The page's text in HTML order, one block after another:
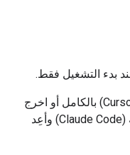
بدء التشغيل فقط.
أعِد تشغيل بيئة IDE (‫Cursor/VS Code) بالكامل أو اخرج
من الوكيل المستند إلى الوحدة الطرفية (‫Claude Code) وأعِد